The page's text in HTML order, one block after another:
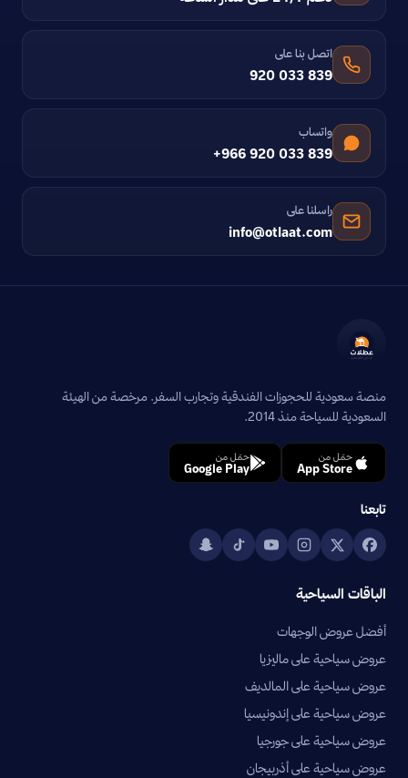
اتصل بنا على
920 033 839
واتساب
+966 920 033 839
راسلنا على
info@otlaat.com
منصة سعودية للحجوزات الفندقية وتجارب السفر. مرخصة من الهيئة
السعودية للسياحة منذ 2014.
حمّل من
App Store
حمّل من
Google Play
تابعنا
الباقات السياحية
أفضل عروض الوجهات
عروض سياحية على ماليزيا
عروض سياحية على المالديف
عروض سياحية على إندونيسيا
عروض سياحية على جورجيا
عروض سياحية على أذربيجان